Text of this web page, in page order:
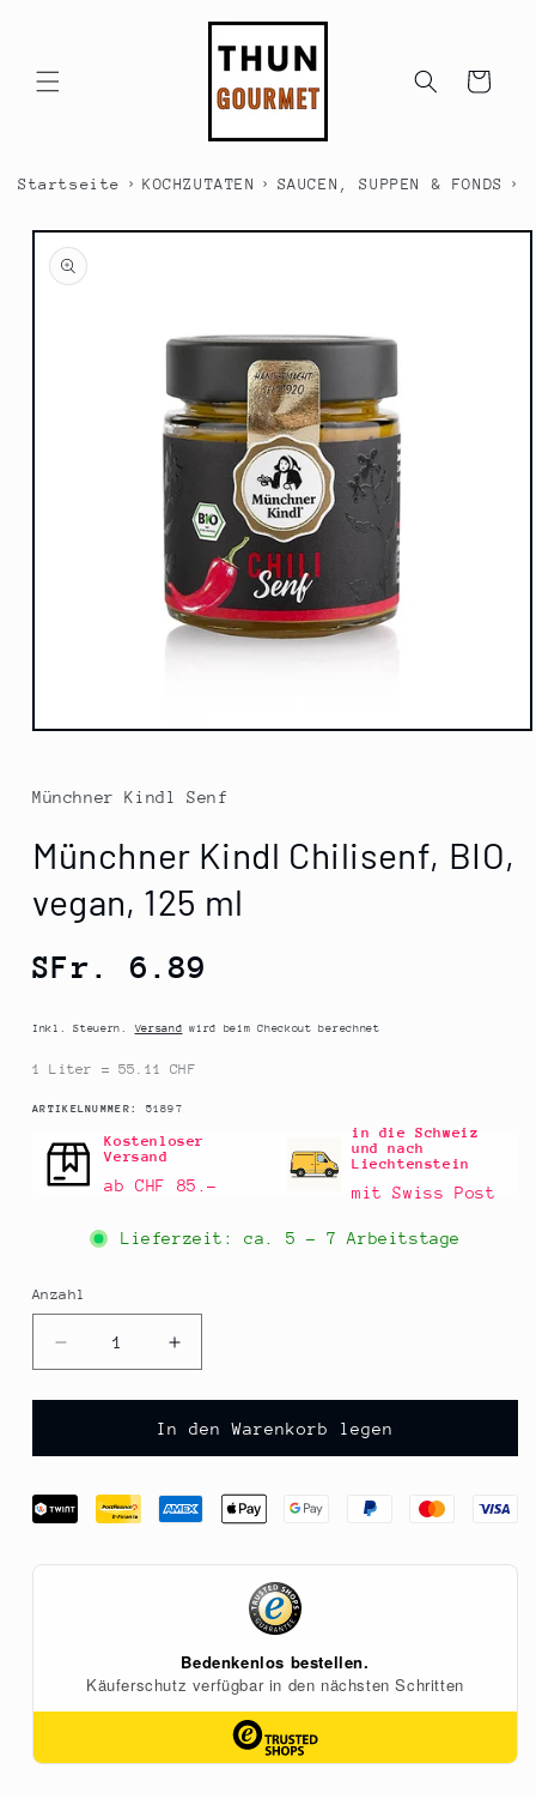
Warenkorb
Startseite › KOCHZUTATEN › SAUCEN, SUPPEN & FONDS ›
Medien
Modal
öffnen
Münchner Kindl Senf
Münchner Kindl Chilisenf, BIO,
vegan, 125 ml
Normaler
SFr. 6.89
Inkl. Steuern.Versand wird beim Checkout berechnet
1 Liter = 55.11 CHF
ARTIKELNUMMER: SKU:
51897
Kostenloser
Versand
ab CHF 85.–
in die Schweiz
und nach
Liechtenstein
mit Swiss Post
Lieferzeit: ca. 5 - 7 Arbeitstage
Anzahl
Anzahl
Verringere
die
Menge
Münchner
Chilisenf,
BIO,
Erhöhe
die
Menge
für
Münchner
Chilisenf,
BIO,
In den Warenkorb legen